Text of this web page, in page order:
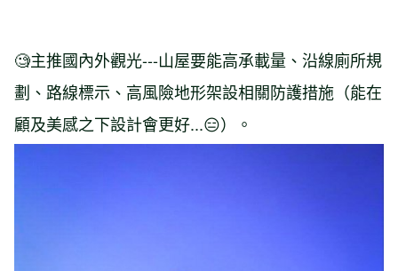
🧐主推國內外觀光---山屋要能高承載量、沿線廁所規
劃、路線標示、高風險地形架設相關防護措施（能在
顧及美感之下設計會更好...😑）。